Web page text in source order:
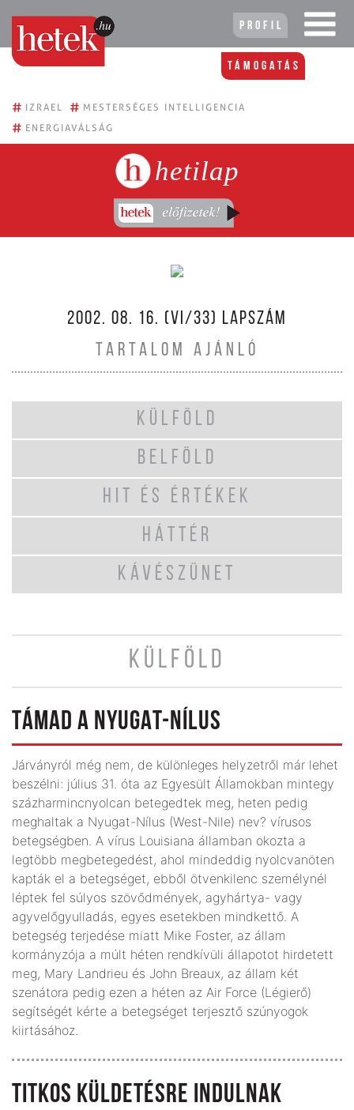
Profil
Támogatás
# IZRAEL # MESTERSÉGES INTELLIGENCIA
# ENERGIAVÁLSÁG
hetilap
2002. 08. 16. (VI/33) LAPSZÁM
TARTALOM AJÁNLÓ
KÜLFÖLD
BELFÖLD
HIT ÉS ÉRTÉKEK
HÁTTÉR
KÁVÉSZÜNET
KÜLFÖLD
TÁMAD A NYUGAT-NÍLUS
Járványról még nem, de különleges helyzetről már lehet
beszélni: július 31. óta az Egyesült Államokban mintegy
százharmincnyolcan betegedtek meg, heten pedig
meghaltak a Nyugat-Nílus (West-Nile) nev? vírusos
betegségben. A vírus Louisiana államban okozta a
legtöbb megbetegedést, ahol mindeddig nyolcvanöten
kapták el a betegséget, ebből ötvenkilenc személynél
léptek fel súlyos szövődmények, agyhártya- vagy
agyvelőgyulladás, egyes esetekben mindkettő. A
betegség terjedése miatt Mike Foster, az állam
kormányzója a múlt héten rendkívüli állapotot hirdetett
meg, Mary Landrieu és John Breaux, az állam két
szenátora pedig ezen a héten az Air Force (Légierő)
segítségét kérte a betegséget terjesztő szúnyogok
kiirtásához.
TITKOS KÜLDETÉSRE INDULNAK